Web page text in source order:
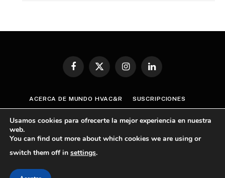
Facebook
X
InstagramLinkedIn
ACERCA DE MUNDO HVAC&R SUSCRIPCIONES
POLÍTICA GENERAL SOBRE CUMPLIMIENTO ANTICORRUPCIÓN
Usamos cookies para ofrecerte la mejor experiencia en nuestra
web.
You can find out more about which cookies we are using or
switch them off in settings.